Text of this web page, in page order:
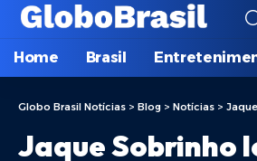
Home Brasil
Globo Brasil Notícias > Blog > Notícias > Jaque
Jaque Sobrinho